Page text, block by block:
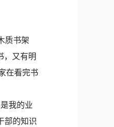
质书架
，又有明
在看完书
我的业
部的知识